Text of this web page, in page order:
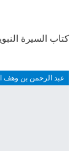
كتاب السيرة